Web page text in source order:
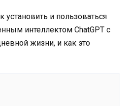
установить и пользоваться
интеллектом ChatGPT с
жизни, и как это